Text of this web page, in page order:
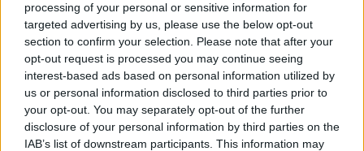
processing of your personal or sensitive information for
targeted advertising by us, please use the below opt-out
section to confirm your selection. Please note that after your
opt-out request is processed you may continue seeing
interest-based ads based on personal information utilized by
us or personal information disclosed to third parties prior to
your opt-out. You may separately opt-out of the further
disclosure of your personal information by third parties on the
IAB’s list of downstream participants. This information may
Név
E-mail cím
Feliratkozom a hírlevélre és elfogadom azadatvédelmi
szabályzatot!